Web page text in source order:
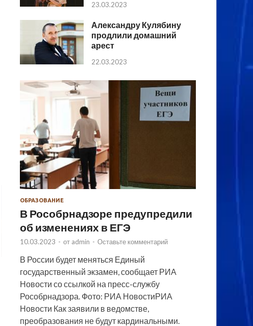
23.03.2023
Александру Кулябину
продлили домашний
арест
22.03.2023
ОБРАЗОВАНИЕ
В Рособрнадзоре предупредили
об изменениях в ЕГЭ
10.03.2023 - от admin - Оставьте комментарий
В России будет меняться Единый
государственный экзамен, сообщает РИА
Новости со ссылкой на пресс-службу
Рособрнадзора. Фото: РИА НовостиРИА
Новости Как заявили в ведомстве,
преобразования не будут кардинальными.